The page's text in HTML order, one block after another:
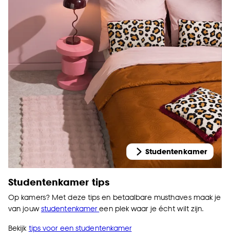
Studentenkamer
Studentenkamer tips
Op kamers? Met deze tips en betaalbare musthaves maak je
van jouwstudentenkamereen plek waar je écht wilt zijn.
Bekijk tips voor een studentenkamer